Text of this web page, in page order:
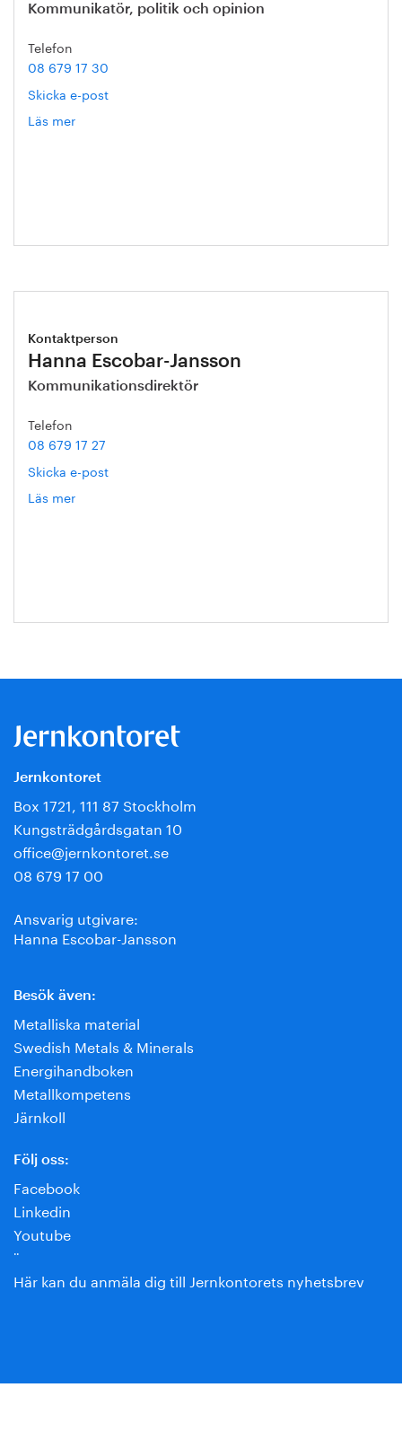
Kommunikatör, politik och opinion
Telefon
08 679 17 30
Skicka e-post
Läs mer
Kontaktperson
Hanna Escobar-Jansson
Kommunikationsdirektör
Telefon
08 679 17 27
Skicka e-post
Läs mer
Jernkontoret
Box 1721, 111 87 Stockholm
Kungsträdgårdsgatan 10
office@jernkontoret.se
08 679 17 00
Ansvarig utgivare:
Hanna Escobar-Jansson
Besök även:
Metalliska material
Swedish Metals & Minerals
Energihandboken
Metallkompetens
Järnkoll
Följ oss:
Facebook
Linkedin
Youtube
¨
Här kan du anmäla dig till Jernkontorets nyhetsbrev